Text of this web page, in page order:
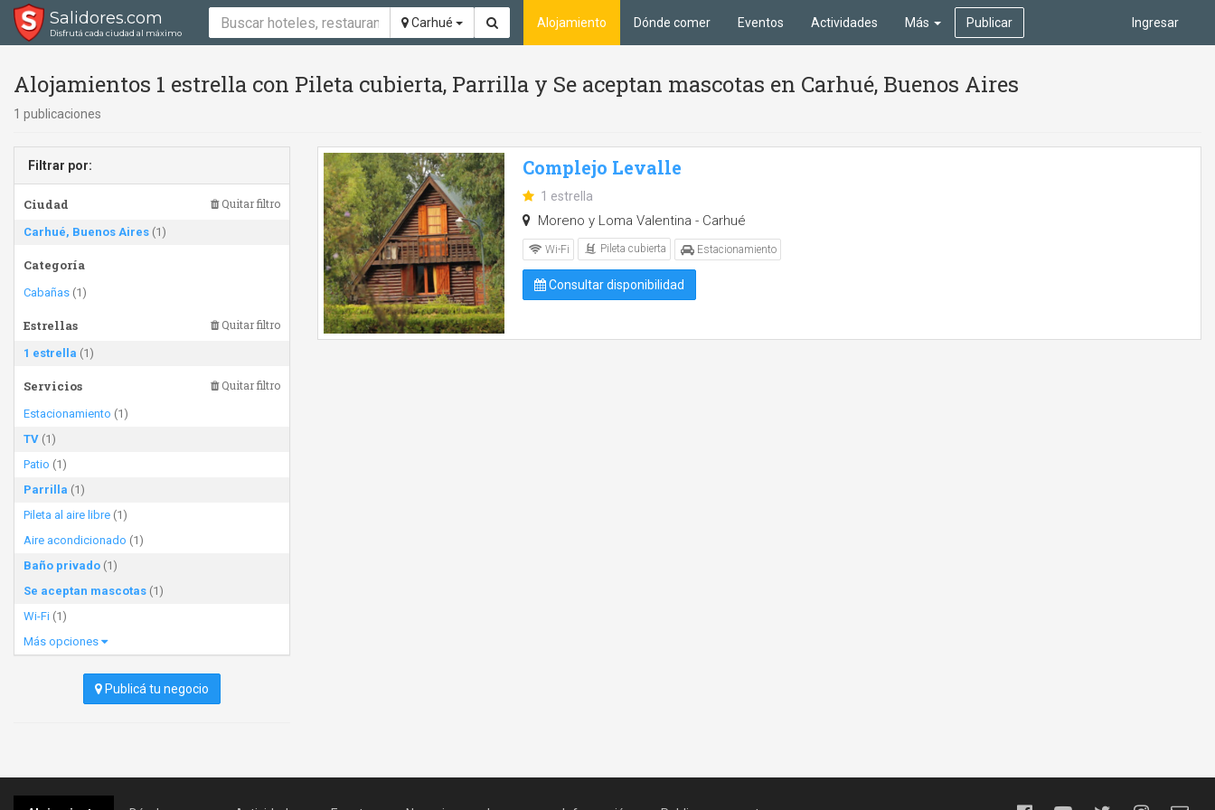
Salidores.com
Disfrutá cada ciudad al máximo
Carhué Ingresar
Alojamiento Dónde comer Eventos Actividades Más Publicar
Alojamientos 1 estrella con Pileta cubierta, Parrilla y Se aceptan mascotas en Carhué, Buenos Aires
1 publicaciones
Filtrar por:
Ciudad Quitar filtro
Carhué, Buenos Aires (1)
Categoría
Cabañas (1)
Estrellas Quitar filtro
1 estrella (1)
Servicios Quitar filtro
Estacionamiento (1)
TV (1)
Patio (1)
Parrilla (1)
Pileta al aire libre (1)
Aire acondicionado (1)
Baño privado (1)
Se aceptan mascotas (1)
Wi-Fi (1)
Más opciones
Publicá tu negocio
Complejo Levalle
1 estrella
Moreno y Loma Valentina - Carhué
Wi-Fi Pileta cubierta Estacionamiento
Consultar disponibilidad